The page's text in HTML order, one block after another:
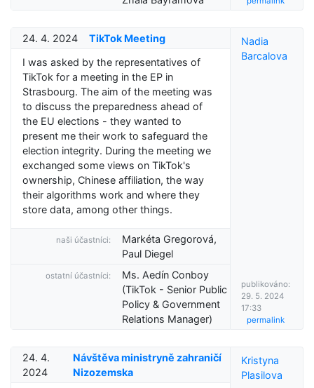
24. 4. 2024
TikTok Meeting
I was asked by the representatives of
TikTok for a meeting in the EP in
Strasbourg. The aim of the meeting was
to discuss the preparedness ahead of
the EU elections - they wanted to
present me their work to safeguard the
election integrity. During the meeting we
exchanged some views on TikTok's
ownership, Chinese affiliation, the way
their algorithms work and where they
store data, among other things.
naši účastníci:
Markéta Gregorová,
Paul Diegel
ostatní účastníci:
Ms. Aedín Conboy
(TikTok - Senior Public
Policy & Government
Relations Manager)
Nadia
Barcalova
publikováno:
29. 5. 2024
17:33
permalink
24. 4.
2024
Návštěva ministryně zahraničí
Nizozemska
Kristyna
Plasilova